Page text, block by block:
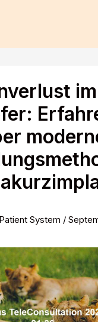
im
System /